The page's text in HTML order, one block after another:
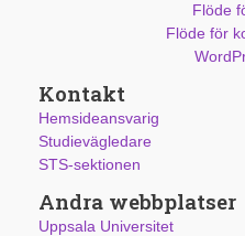
Flöde
Flöde för
Kontakt
Hemsideansvarig
Studievägledare
STS-sektionen
Andra webbplatser
Uppsala Universitet